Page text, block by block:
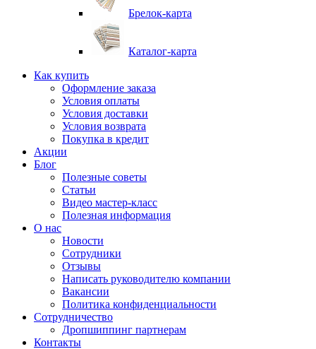
Брелок-карта
Каталог-карта
Как купить
Оформление заказа
Условия оплаты
Условия доставки
Условия возврата
Покупка в кредит
Акции
Блог
Полезные советы
Статьи
Видео мастер-класс
Полезная информация
О нас
Новости
Сотрудники
Отзывы
Написать руководителю компании
Вакансии
Политика конфиденциальности
Сотрудничество
Дропшиппинг партнерам
Контакты